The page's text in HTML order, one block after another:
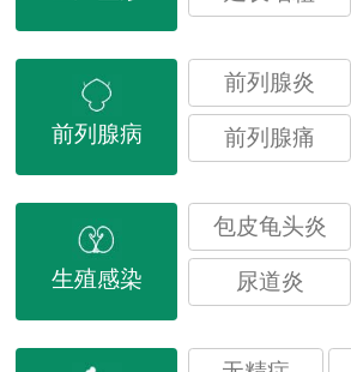
前列腺病
前列腺炎
前列腺痛
生殖感染
包皮龟头炎
尿道炎